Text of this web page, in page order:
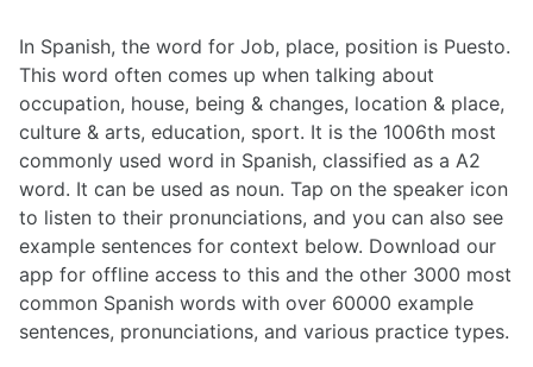
In Spanish, the word for Job, place, position is Puesto.
This word often comes up when talking about
occupation, house, being & changes, location & place,
culture & arts, education, sport. It is the 1006th most
commonly used word in Spanish, classified as a A2
word. It can be used as noun. Tap on the speaker icon
to listen to their pronunciations, and you can also see
example sentences for context below. Download our
app for offline access to this and the other 3000 most
common Spanish words with over 60000 example
sentences, pronunciations, and various practice types.